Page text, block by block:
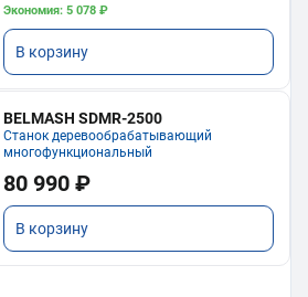
Экономия: 5 078 ₽
В корзину
BELMASH SDMR-2500
Станок деревообрабатывающий
многофункциональный
80 990 ₽
В корзину